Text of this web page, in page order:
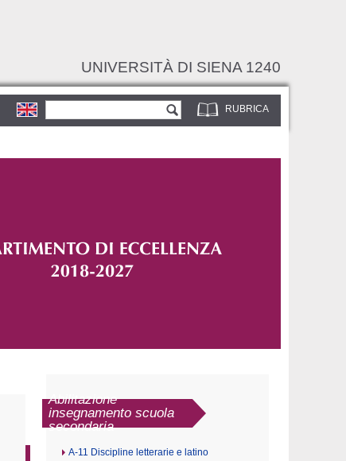
UNIVERSITÀ DI SIENA 1240
RUBRICA
Form di ricerca
Abilitazione
insegnamento scuola
secondaria
A-11 Discipline letterarie e latino